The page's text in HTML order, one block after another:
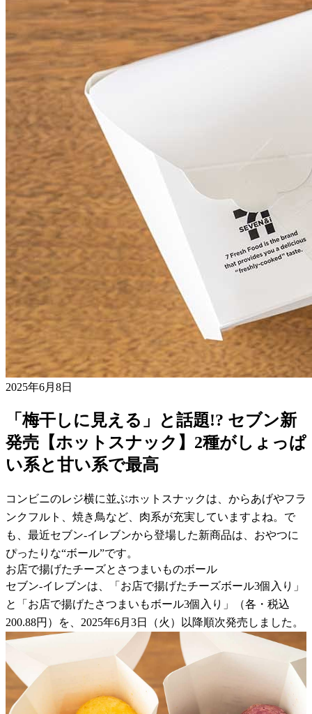
2025年6月8日
「梅干しに見える」と話題!? セブン新
発売【ホットスナック】2種がしょっぱ
い系と甘い系で最高
コンビニのレジ横に並ぶホットスナックは、からあげやフラ
ンクフルト、焼き鳥など、肉系が充実していますよね。で
も、最近セブン-イレブンから登場した新商品は、おやつに
ぴったりな“ボール”です。
お店で揚げたチーズとさつまいものボール
セブン-イレブンは、「お店で揚げたチーズボール3個入り」
と「お店で揚げたさつまいもボール3個入り」（各・税込
200.88円）を、2025年6月3日（火）以降順次発売しました。